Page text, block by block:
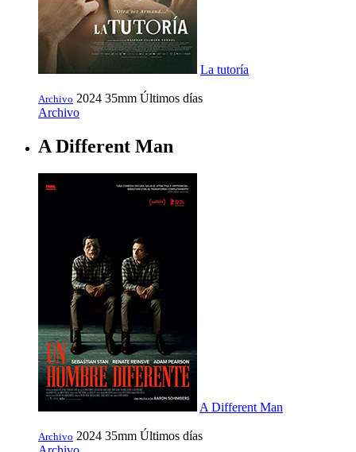
La tutoría
Archivo 2024 35mm Últimos días
Archivo
A Different Man
A Different Man
Archivo 2024 35mm Últimos días